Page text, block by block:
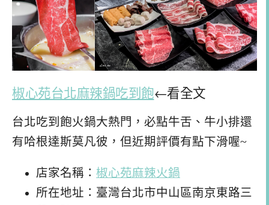
椒心苑台北麻辣鍋吃到飽←看全文
台北吃到飽火鍋大熱門，必點牛舌、牛小排還
有哈根達斯莫凡彼，但近期評價有點下滑喔~
店家名稱： 椒心苑麻辣火鍋
所在地址：臺灣台北市中山區南京東路三